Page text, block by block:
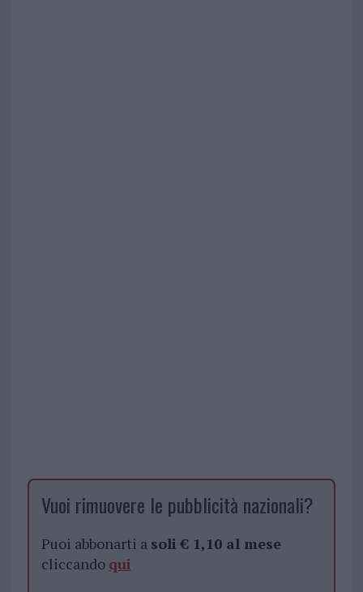
Vuoi rimuovere le pubblicità nazionali?
Puoi abbonarti a soli € 1,10 al mese
cliccando qui